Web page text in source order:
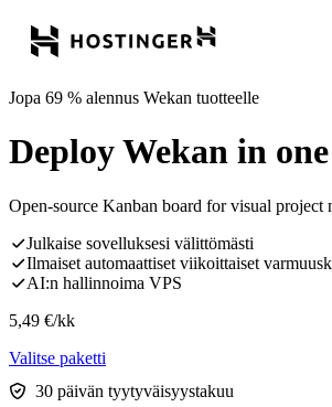
Jopa 69 % alennus Wekan tuotteelle
Deploy Wekan in
Open-source Kanban board for visual project
Julkaise sovelluksesi välittömästi
Ilmaiset automaattiset viikoittaiset
AI:n hallinnoima VPS
5,49 €/kk
Valitse paketti
30 päivän tyytyväisyystakuu